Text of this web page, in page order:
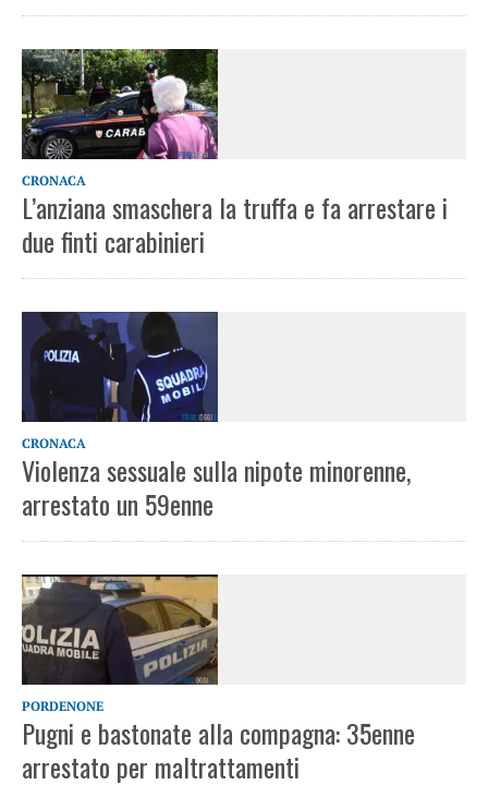
CRONACA
L’anziana smaschera la truffa e fa arrestare i
due finti carabinieri
CRONACA
Violenza sessuale sulla nipote minorenne,
arrestato un 59enne
PORDENONE
Pugni e bastonate alla compagna: 35enne
arrestato per maltrattamenti